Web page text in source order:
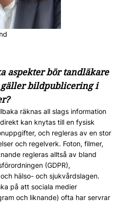
aspekter bör tandläkare
gäller bildpublicering i
räknas all slags information
kan knytas till en fysisk
och regleras av en stor
och regelverk. Foton, filmer,
regleras alltså av bland
(GDPR),
hälso- och sjukvårdslagen.
på att sociala medier
och liknande) ofta har servrar